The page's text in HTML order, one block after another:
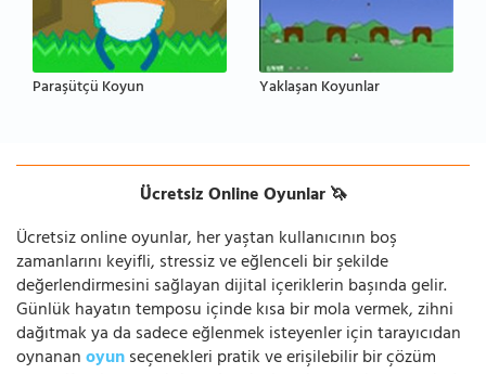
Paraşütçü Koyun Yaklaşan Koyunlar
Ücretsiz Online Oyunlar 🦄
Ücretsiz online oyunlar, her yaştan kullanıcının boş
zamanlarını keyifli, stressiz ve eğlenceli bir şekilde
değerlendirmesini sağlayan dijital içeriklerin başında gelir.
Günlük hayatın temposu içinde kısa bir mola vermek, zihni
dağıtmak ya da sadece eğlenmek isteyenler için tarayıcıdan
oynananoyunseçenekleri pratik ve erişilebilir bir çözüm